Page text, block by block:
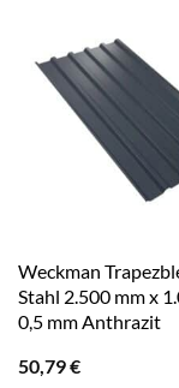
Weckman
Stahl 2.500 mm x
0,5 mm Anthrazit
50,79€